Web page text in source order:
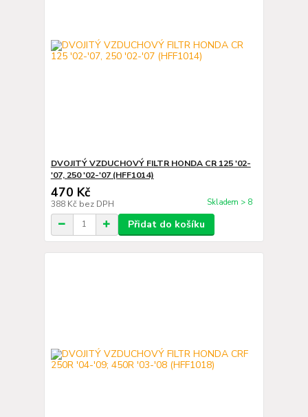
DVOJITÝ VZDUCHOVÝ FILTR HONDA CR 125 '02-
'07, 250 '02-'07 (HFF1014)
470 Kč
388 Kč bez DPH Skladem > 8
Přidat do košíku